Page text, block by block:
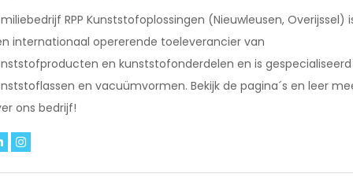
RPP Kunststofoplossingen (Nieuwleusen, Overijssel)
internationaal opererende toeleverancier van
en kunststofonderdelen en is
en vacuümvormen. Bekijk de pagina´s en leer
ons bedrijf!